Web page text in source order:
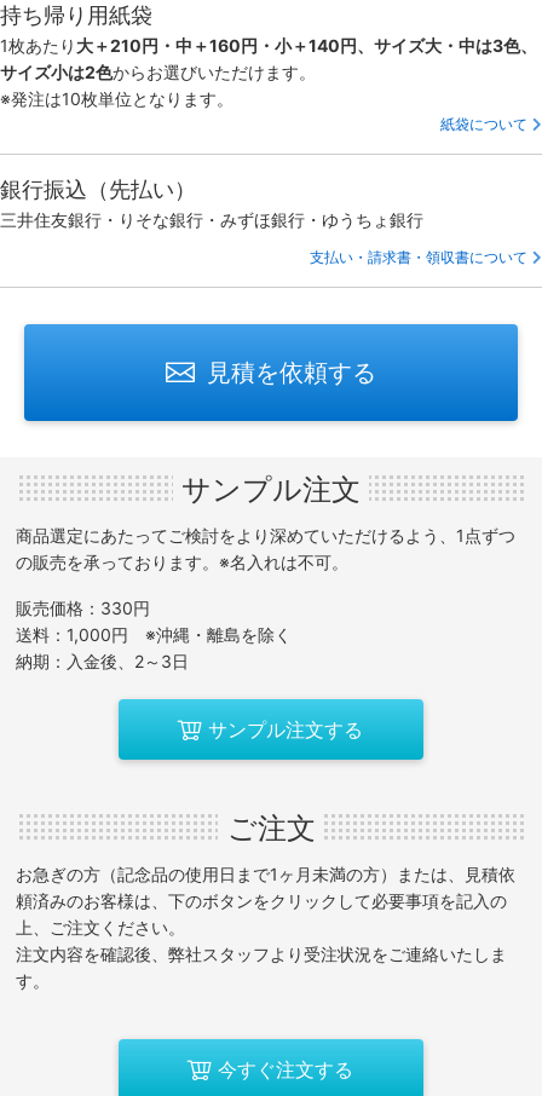
持ち帰り用紙袋
1枚あたり 大＋210円・中＋160円・小＋140円、サイズ大・中は3色、
サイズ小は2色からお選びいただけます。
※発注は10枚単位となります。
紙袋について
銀行振込（先払い）
三井住友銀行・りそな銀行・みずほ銀行・ゆうちょ銀行
支払い・請求書・領収書について
見積を依頼する
サンプル注文
商品選定にあたってご検討をより深めていただけるよう、1点ずつ
の販売を承っております。※名入れは不可。
販売価格：330円
送料：1,000円 ※沖縄・離島を除く
納期：入金後、2～3日
サンプル注文する
ご注文
お急ぎの方（記念品の使用日まで1ヶ月未満の方）または、見積依
頼済みのお客様は、下のボタンをクリックして必要事項を記入の
上、ご注文ください。
注文内容を確認後、弊社スタッフより受注状況をご連絡いたしま
す。
今すぐ注文する